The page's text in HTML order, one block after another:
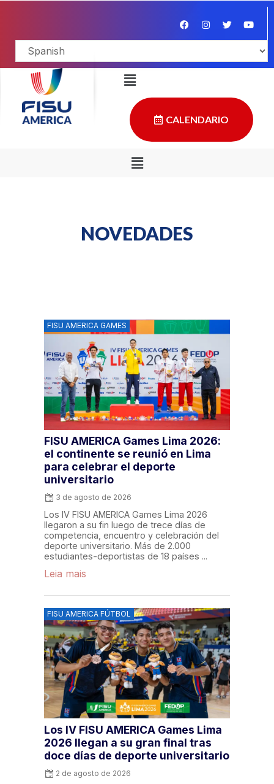
CALENDARIO
NOVEDADES
FISU AMERICA GAMES
FISU AMERICA Games Lima 2026:
el continente se reunió en Lima
para celebrar el deporte
universitario
3 de agosto de 2026
Los IV FISU AMERICA Games Lima 2026
llegaron a su fin luego de trece días de
competencia, encuentro y celebración del
deporte universitario. Más de 2.000
estudiantes-deportistas de 18 países ...
Leia mais
FISU AMERICA FÚTBOL
Los IV FISU AMERICA Games Lima
2026 llegan a su gran final tras
doce días de deporte universitario
2 de agosto de 2026